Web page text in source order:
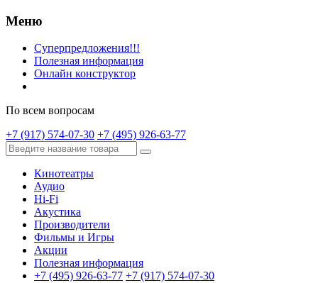
Меню
Суперпредложения!!!
Полезная информация
Онлайн конструктор
По всем вопросам
+7 (917) 574-07-30 +7 (495) 926-63-77
Кинотеатры
Аудио
Hi-Fi
Акустика
Производители
Фильмы и Игры
Акции
Полезная информация
+7 (495) 926-63-77 +7 (917) 574-07-30